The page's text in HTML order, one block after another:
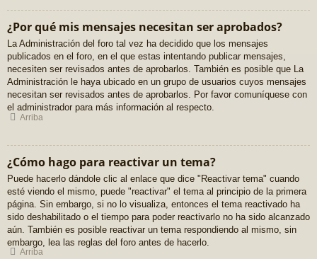
¿Por qué mis mensajes necesitan ser aprobados?
La Administración del foro tal vez ha decidido que los mensajes
publicados en el foro, en el que estas intentando publicar mensajes,
necesiten ser revisados antes de aprobarlos. También es posible que La
Administración le haya ubicado en un grupo de usuarios cuyos mensajes
necesitan ser revisados antes de aprobarlos. Por favor comuníquese con
el administrador para más información al respecto.
Arriba
¿Cómo hago para reactivar un tema?
Puede hacerlo dándole clic al enlace que dice "Reactivar tema" cuando
esté viendo el mismo, puede "reactivar" el tema al principio de la primera
página. Sin embargo, si no lo visualiza, entonces el tema reactivado ha
sido deshabilitado o el tiempo para poder reactivarlo no ha sido alcanzado
aún. También es posible reactivar un tema respondiendo al mismo, sin
embargo, lea las reglas del foro antes de hacerlo.
Arriba